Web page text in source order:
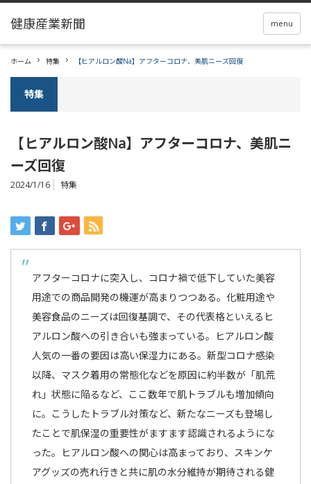
menu
ホーム 特集 【ヒアルロン酸Na】アフターコロナ、美肌ニーズ回復
特集
【ヒアルロン酸Na】アフターコロナ、美肌ニ
ーズ回復
2024/1/16 特集
アフターコロナに突入し、コロナ禍で低下していた美容
用途での商品開発の機運が高まりつつある。化粧用途や
美容食品のニーズは回復基調で、その代表格といえるヒ
アルロン酸への引き合いも強まっている。ヒアルロン酸
人気の一番の要因は高い保湿力にある。新型コロナ感染
以降、マスク着用の常態化などを原因に約半数が「肌荒
れ」状態に陥るなど、ここ数年で肌トラブルも増加傾向
に。こうしたトラブル対策など、新たなニーズも登場し
たことで肌保湿の重要性がますます認識されるようにな
った。ヒアルロン酸への関心は高まっており、スキンケ
アグッズの売れ行きと共に肌の水分維持が期待される健